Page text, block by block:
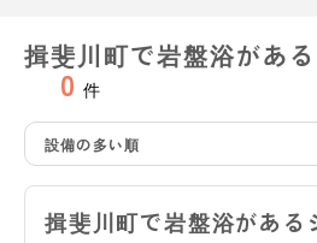
揖斐川町で岩盤浴があ
0 件
設備の多い順
揖斐川町で岩盤浴がある